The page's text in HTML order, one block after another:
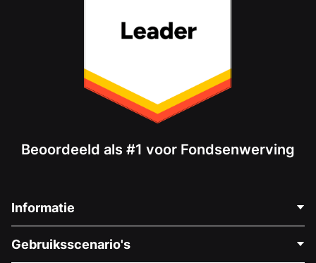
Beoordeeld als #1 voor Fondsenwerving
Informatie
Over Ons
Gebruiksscenario's